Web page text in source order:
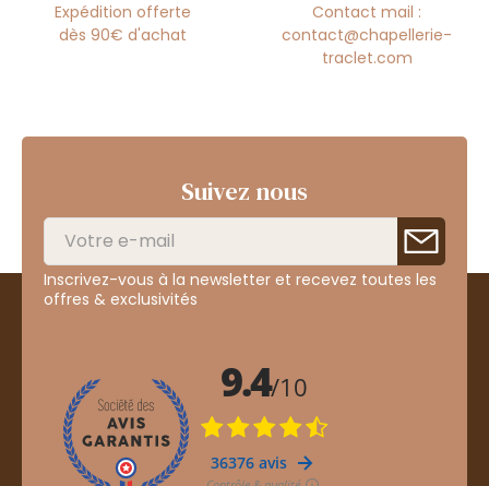
Expédition offerte
dès 90€ d'achat
Contact mail :
contact@chapellerie-
traclet.com
Suivez nous
Inscrivez-vous à la newsletter et recevez toutes les
offres & exclusivités